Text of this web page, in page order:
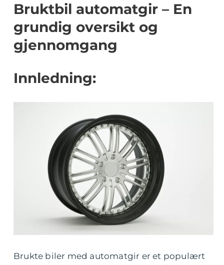
Bruktbil automatgir – En
grundig oversikt og
gjennomgang
Innledning:
Brukte biler med automatgir er et populært